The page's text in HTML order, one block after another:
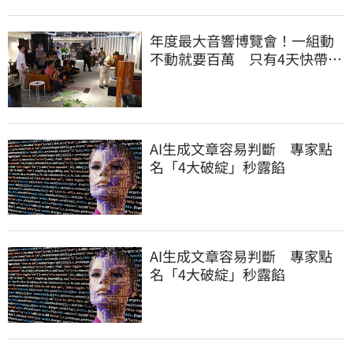
年度最大音響博覽會！一組動
不動就要百萬 只有4天快帶爸
AI生成文章容易判斷 專家點
名「4大破綻」秒露餡
AI生成文章容易判斷 專家點
名「4大破綻」秒露餡